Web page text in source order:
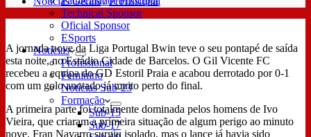
Technical Sponsor
Oficial Sponsor
ESports
Notícias
Profissional
Feminino
Notícias Sub-23
Formação
Sub-15
Sub-17
A jornada nove da Liga Portugal Bwin teve o seu pontapé de saída
esta noite, no Estádio Cidade de Barcelos. O Gil Vicente FC
recebeu a equipa do GD Estoril Praia e acabou derrotado por 0-1
com um golo anotado já muito perto do final.
A primeira parte foi totalmente dominada pelos homens de Ivo
Vieira, que criaram a primeira situação de algum perigo ao minuto
nove. Fran Navarro surgiu isolado, mas o lance já havia sido